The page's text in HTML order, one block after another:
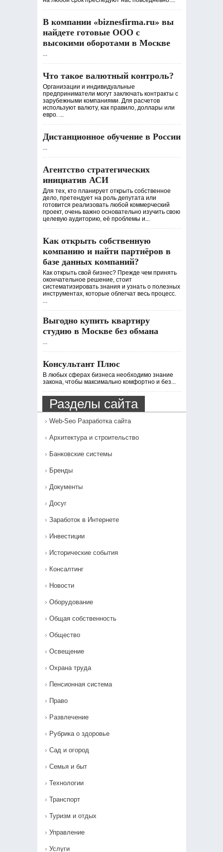
В компании «biznesfirma.ru» вы
найдете готовые ООО с
высокими оборотами в Москве
...
Что такое валютный контроль?
Организации и индивидуальные
предприниматели могут заключать контракты с
зарубежными компаниями. Для расчетов
используют валюту, как правило, доллары или
евро. ...
Дистанционное обучение в России
...
Агентство стратегических
инициатив АСИ
Для тех, кто планирует открыть собственное
дело, претендует на роль депутата или
готовится реализовать любой коммерческий
проект, очень важно основательно изучить свою
целевую аудиторию, её проблемы и...
Как открыть собственную
компанию и найти партнёров в
базе данных компаний?
Как открыть свой бизнес? Прежде чем принять
окончательное решение, стоит
систематизировать знания и узнать о полезных
инструментах, которые облегчат весь процесс.
...
Выгодно купить квартиру
студию в Москве без обмана
...
Консультант Плюс
В любых сферах бизнеса необходимо знание
закона, чтобы максимально комфортно и без...
Разделы сайта
Web-Seo Разработка сайта
Архитектура и строительство
Банковские системы
Бренды
Документы
Досуг
Заработок в Интернете
Инвестиции
Исторические события
Консалтинг
Новости
Оборудование
Общая собственность
Общество
Освещение
Охрана труда
Пенсионная система
Право
Развлечение
Рубрика о здоровье
Сад и огород
Семья и быт
Технологии
Транспорт
Туризм и отдых
Управление
Услуги